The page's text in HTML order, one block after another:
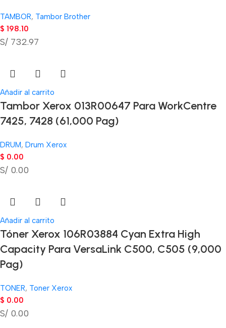
TAMBOR, Tambor Brother
$ 198.10
S/ 732.97
Añadir al carrito
Tambor Xerox 013R00647 Para WorkCentre
7425, 7428 (61,000 Pag)
DRUM, Drum Xerox
$ 0.00
S/ 0.00
Añadir al carrito
Tóner Xerox 106R03884 Cyan Extra High
Capacity Para VersaLink C500, C505 (9,000
Pag)
TONER, Toner Xerox
$ 0.00
S/ 0.00